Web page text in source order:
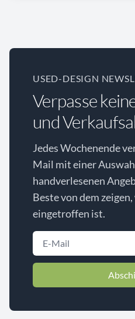
USED-DESIGN
Verpasse
und
Jedes Wochenende
Mail mit einer
handverlesenen
Beste von dem
eingetroffen ist.